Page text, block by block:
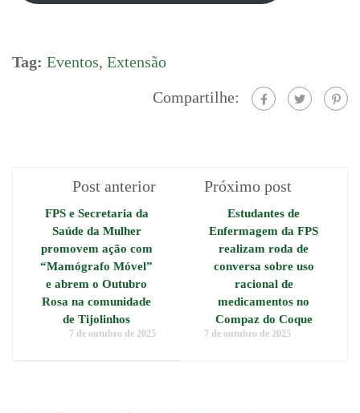
Tag: Eventos, Extensão
Compartilhe:
Post anterior
FPS e Secretaria da
Saúde da Mulher
promovem ação com
“Mamógrafo Móvel”
e abrem o Outubro
Rosa na comunidade
de Tijolinhos
7 de outubro de 2025
Próximo post
Estudantes de
Enfermagem da FPS
realizam roda de
conversa sobre uso
racional de
medicamentos no
Compaz do Coque
7 de outubro de 2025